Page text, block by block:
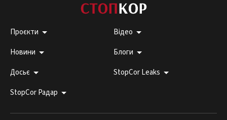
Проєкти
Відео
Новини
Блоги
Досьє
StopCor Leaks
StopCor Радар